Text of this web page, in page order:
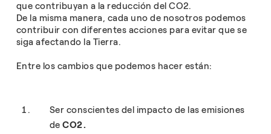
que contribuyan a la reducción del CO2.
De la misma manera, cada uno de nosotros podemos
contribuir con diferentes acciones para evitar que se
siga afectando la Tierra.
Entre los cambios que podemos hacer están:
Ser conscientes del impacto de las emisiones
deCO2.